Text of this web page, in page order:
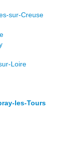
sur-Creuse
Loire
les-Tours